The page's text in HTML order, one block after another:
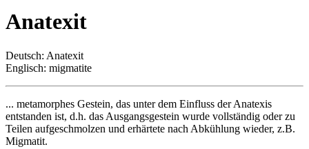
Anatexit
Deutsch: Anatexit
Englisch: migmatite
... metamorphes Gestein, das unter dem Einfluss der Anatexis
entstanden ist, d.h. das Ausgangsgestein wurde vollständig oder zu
Teilen aufgeschmolzen und erhärtete nach Abkühlung wieder, z.B.
Migmatit.